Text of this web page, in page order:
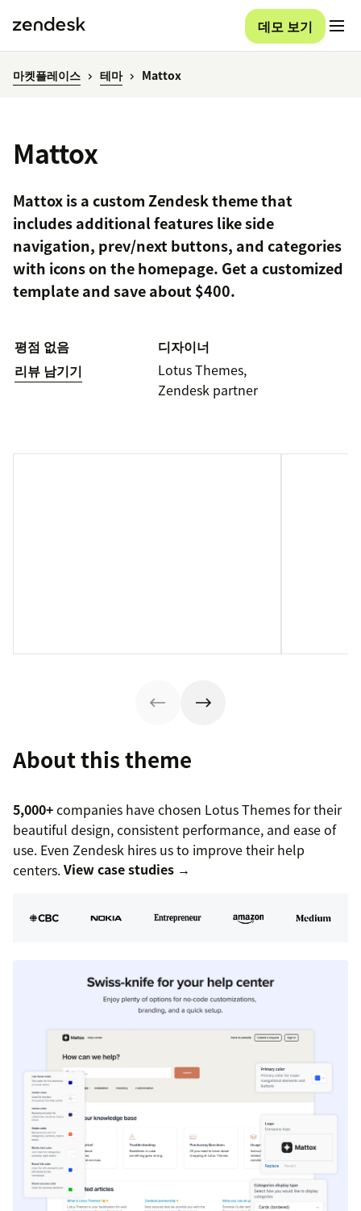
데모 보기
마켓플레이스 테마 Mattox
Mattox
Mattox is a custom Zendesk theme that
includes additional features like side
navigation, prev/next buttons, and categories
with icons on the homepage. Get a customized
template and save about $400.
평점 없음
리뷰 남기기
디자이너
Lotus Themes,
Zendesk partner
About this theme
5,000+companies have chosen Lotus Themes for their
beautiful design, consistent performance, and ease of
use. Even Zendesk hires us to improve their help
centers.View case studies →